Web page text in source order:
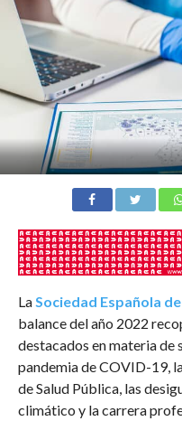
La Sociedad Española
balance del año 2022
destacados en materia de
pandemia de COVID-19,
de Salud Pública, las
climático y la carrera